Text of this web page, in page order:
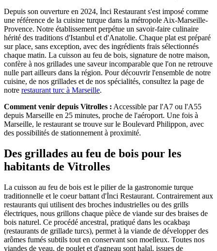
Depuis son ouverture en 2024, İnci Restaurant s'est imposé comme
une référence de la cuisine turque dans la métropole Aix-Marseille-
Provence. Notre établissement perpétue un savoir-faire culinaire
hérité des traditions d'Istanbul et d'Anatolie. Chaque plat est préparé
sur place, sans exception, avec des ingrédients frais sélectionnés
chaque matin. La cuisson au feu de bois, signature de notre maison,
confère à nos grillades une saveur incomparable que l'on ne retrouve
nulle part ailleurs dans la région. Pour découvrir l'ensemble de notre
cuisine, de nos grillades et de nos spécialités, consultez la page de
notre restaurant turc à Marseille.
Comment venir depuis Vitrolles : Accessible par l'A7 ou l'A55
depuis Marseille en 25 minutes, proche de l'aéroport. Une fois à
Marseille, le restaurant se trouve sur le Boulevard Philippon, avec
des possibilités de stationnement à proximité.
Des grillades au feu de bois pour les
habitants de Vitrolles
La cuisson au feu de bois est le pilier de la gastronomie turque
traditionnelle et le coeur battant d'İnci Restaurant. Contrairement aux
restaurants qui utilisent des broches industrielles ou des grills
électriques, nous grillons chaque pièce de viande sur des braises de
bois naturel. Ce procédé ancestral, pratiqué dans les ocakbaşı
(restaurants de grillade turcs), permet à la viande de développer des
arômes fumés subtils tout en conservant son moelleux. Toutes nos
viandes de veau, de poulet et d'agneau sont halal, issues de